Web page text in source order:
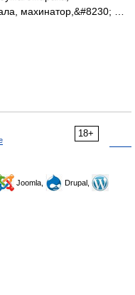
махинатор,&#8230; …
18+
Joomla,
Drupal,